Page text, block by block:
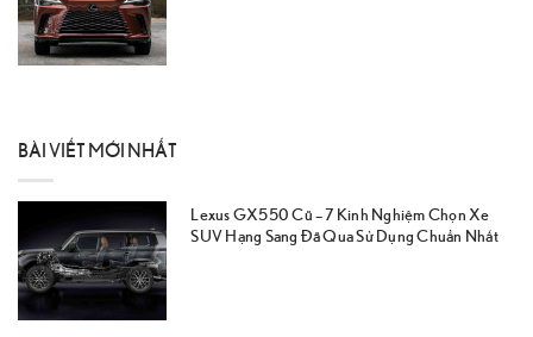
BÀI VIẾT MỚI NHẤT
Lexus GX550 Cũ – 7 Kinh Nghiệm Chọn Xe
SUV Hạng Sang Đã Qua Sử Dụng Chuẩn Nhất